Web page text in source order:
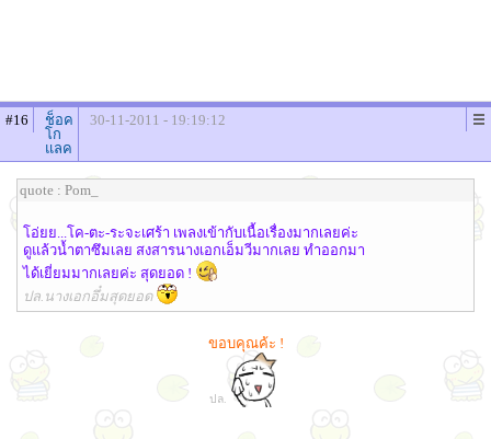
#16
ช็อค
โก
แลค
30-11-2011 - 19:19:12
quote : Pom_
โอ่ยย...โค-ตะ-ระจะเศร้า เพลงเข้ากับเนื้อเรื่องมากเลยค่ะ
ดูแล้วน้ำตาซึมเลย สงสารนางเอกเอ็มวีมากเลย ทำออกมา
ได้เยี่ยมมากเลยค่ะ สุดยอด !
ปล.นางเอกอึ๋มสุดยอด
ขอบคุณค้ะ !
ปล.